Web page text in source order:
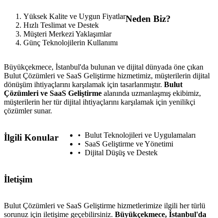
Yüksek Kalite ve Uygun Fiyatlar
Hızlı Teslimat ve Destek
Müşteri Merkezi Yaklaşımlar
Günç Teknolojilerin Kullanımı
Neden Biz?
Büyükçekmece, İstanbul'da bulunan ve dijital dünyada öne çıkan
Bulut Çözümleri ve SaaS Geliştirme hizmetimiz, müşterilerin dijital
dönüşüm ihtiyaçlarını karşılamak için tasarlanmıştır. Bulut
Çözümleri ve SaaS Geliştirme alanında uzmanlaşmış ekibimiz,
müşterilerin her tür dijital ihtiyaçlarını karşılamak için yenilikçi
çözümler sunar.
İlgili Konular
Bulut Teknolojileri ve Uygulamaları
SaaS Geliştirme ve Yönetimi
Dijital Düşüş ve Destek
İletişim
Bulut Çözümleri ve SaaS Geliştirme hizmetlerimize ilgili her türlü
sorunuz için iletişime geçebilirsiniz. Büyükçekmece, İstanbul'da